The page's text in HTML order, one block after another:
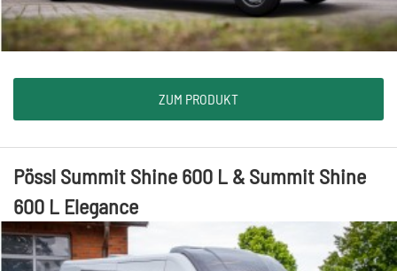
ZUM PRODUKT
Pössl Summit Shine 600 L & Summit Shine
600 L Elegance